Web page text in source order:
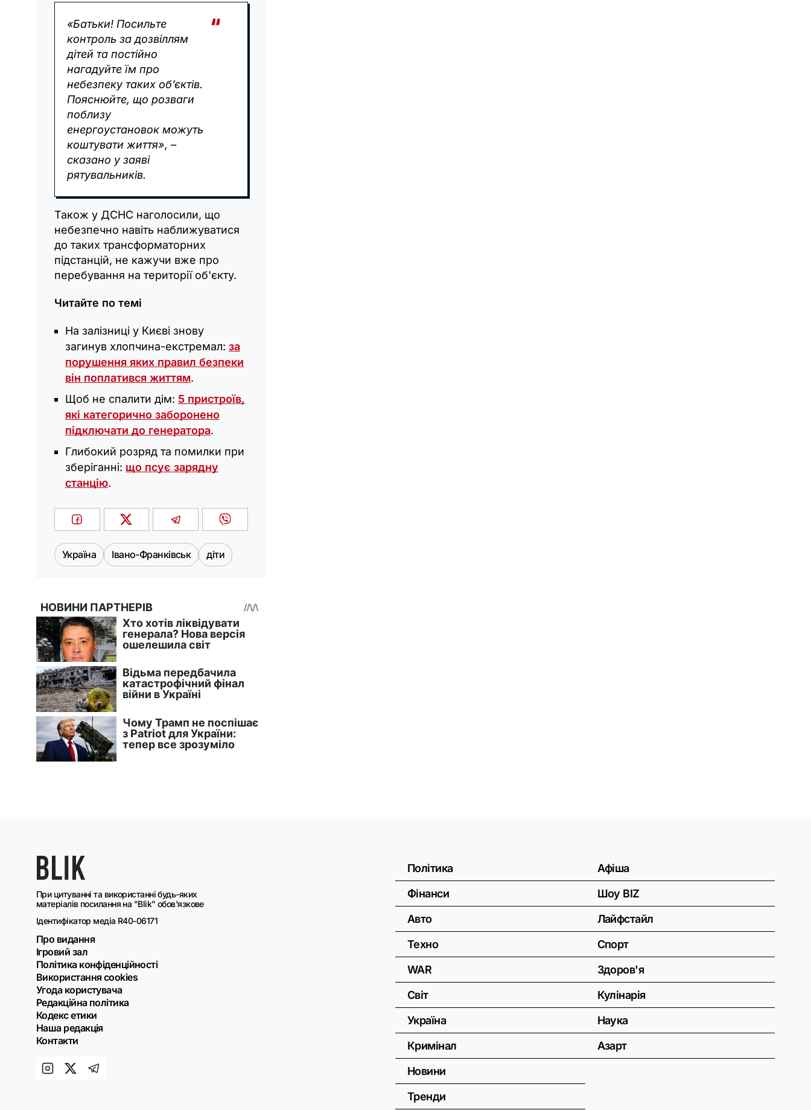
«Батьки! Посильте
контроль за дозвіллям
дітей та постійно
нагадуйте їм про
небезпеку таких об’єктів.
Пояснюйте, що розваги
поблизу
енергоустановок можуть
коштувати життя», –
сказано у заяві
рятувальників.
Також у ДСНС наголосили, що
небезпечно навіть наближуватися
до таких трансформаторних
підстанцій, не кажучи вже про
перебування на території об'єкту.
Читайте по темі
На залізниці у Києві знову
загинув хлопчина-екстремал: за
порушення яких правил безпеки
він поплатився життям.
Щоб не спалити дім: 5 пристроїв,
які категорично заборонено
підключати до генератора.
Глибокий розряд та помилки при
зберіганні: що псує зарядну
станцію.
Україна Івано-Франківськ діти
При цитуванні та використанні будь-яких
матеріалів посилання на "Blik" обов'язкове
Ідентифікатор медіа R40-06171
Про видання
Ігровий зал
Політика конфіденційності
Використання cookies
Угода користувача
Редакційна політика
Кодекс етики
Наша редакція
Контакти
Політика
Фінанси
Авто
Техно
WAR
Світ
Україна
Кримінал
Новини
Тренди
Афіша
Шоу BIZ
Лайфстайл
Спорт
Здоров'я
Кулінарія
Наука
Азарт